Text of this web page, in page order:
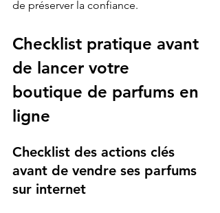
de préserver la confiance.
Checklist pratique avant
de lancer votre
boutique de parfums en
ligne
Checklist des actions clés
avant de vendre ses parfums
sur internet